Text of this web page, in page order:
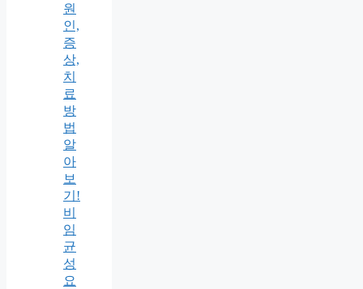
원
인,
증
상,
치
료
방
법
알
아
보
기!
비
임
균
성
요